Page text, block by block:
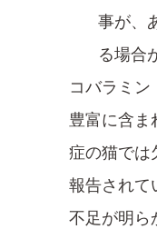
事が、
る場合
コバラミ
豊富に含ま
症の猫では
報告​されて
不足​が明ら